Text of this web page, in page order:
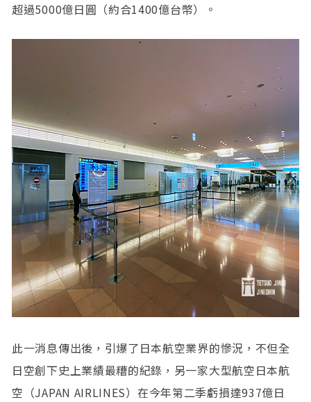
超過5000億日圓（約合1400億台幣）。
此一消息傳出後，引爆了日本航空業界的慘況，不但全
日空創下史上業績最糟的紀錄，另一家大型航空日本航
空（JAPAN AIRLINES）在今年第二季虧損達937億日